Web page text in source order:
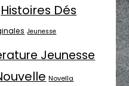
Histoires Dés
Jeunesse
Jeunesse
Novella